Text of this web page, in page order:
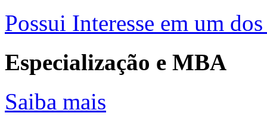
Possui Interesse em um
Especialização e MBA
Saiba mais